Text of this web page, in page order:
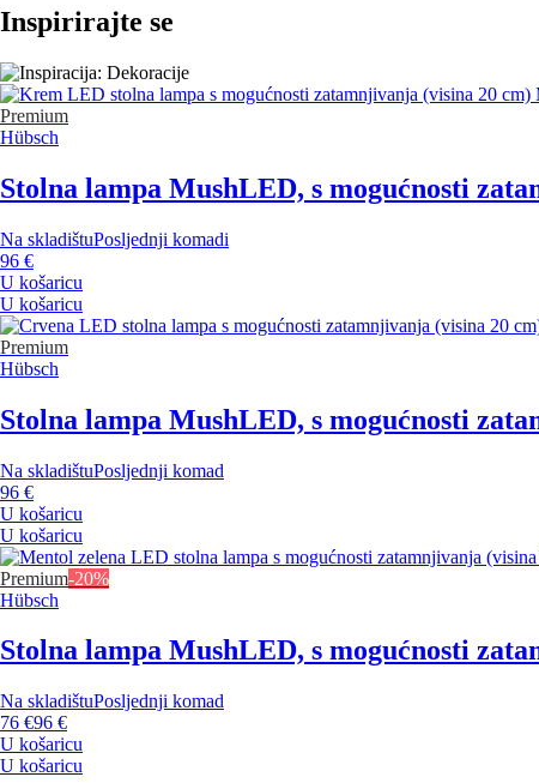
Inspirirajte se
Premium
Hübsch
Stolna lampa MushLED, s mogućnosti
Na skladištuPosljednji komadi
96 €
U košaricu
U košaricu
Premium
Hübsch
Stolna lampa MushLED, s mogućnosti
Na skladištuPosljednji komad
96 €
U košaricu
U košaricu
Premium-20%
Hübsch
Stolna lampa MushLED, s mogućnosti
Na skladištuPosljednji komad
76 €96 €
U košaricu
U košaricu